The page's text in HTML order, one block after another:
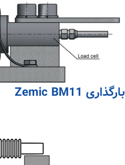
بارگذاری Zemic BM11